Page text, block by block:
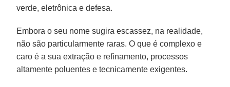
verde, eletrônica e defesa.
Embora o seu nome sugira escassez, na realidade,
não são particularmente raras. O que é complexo e
caro é a sua extração e refinamento, processos
altamente poluentes e tecnicamente exigentes.